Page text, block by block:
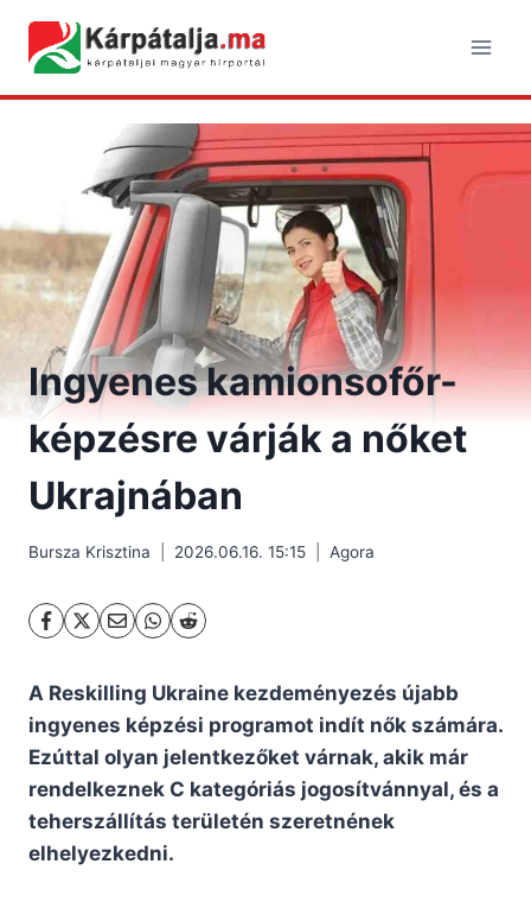
content
Ingyenes kamionsofőr-
képzésre várják a nőket
Ukrajnában
Bursza Krisztina 2026.06.16. 15:15 Agora
A Reskilling Ukraine kezdeményezés újabb
ingyenes képzési programot indít nők számára.
Ezúttal olyan jelentkezőket várnak, akik már
rendelkeznek C kategóriás jogosítvánnyal, és a
teherszállítás területén szeretnének
elhelyezkedni.